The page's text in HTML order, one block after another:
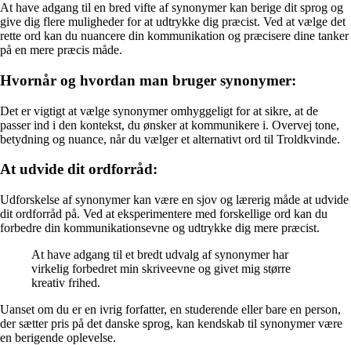
At have adgang til en bred vifte af synonymer kan berige dit sprog og
give dig flere muligheder for at udtrykke dig præcist. Ved at vælge det
rette ord kan du nuancere din kommunikation og præcisere dine tanker
på en mere præcis måde.
Hvornår og hvordan man bruger synonymer:
Det er vigtigt at vælge synonymer omhyggeligt for at sikre, at de
passer ind i den kontekst, du ønsker at kommunikere i. Overvej tone,
betydning og nuance, når du vælger et alternativt ord til Troldkvinde.
At udvide dit ordforråd:
Udforskelse af synonymer kan være en sjov og lærerig måde at udvide
dit ordforråd på. Ved at eksperimentere med forskellige ord kan du
forbedre din kommunikationsevne og udtrykke dig mere præcist.
At have adgang til et bredt udvalg af synonymer har
virkelig forbedret min skriveevne og givet mig større
kreativ frihed.
Uanset om du er en ivrig forfatter, en studerende eller bare en person,
der sætter pris på det danske sprog, kan kendskab til synonymer være
en berigende oplevelse.